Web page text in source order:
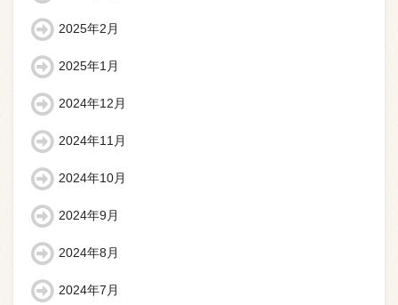
2025年2月
2025年1月
2024年12月
2024年11月
2024年10月
2024年9月
2024年8月
2024年7月